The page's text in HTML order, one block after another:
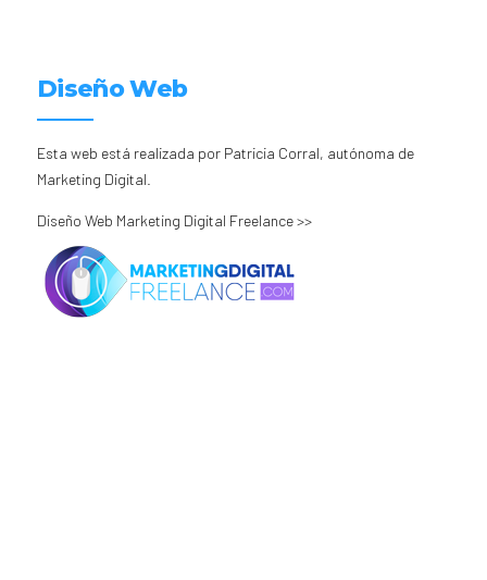
Diseño Web
Esta web está realizada por Patricia Corral, autónoma de
Marketing Digital.
Diseño Web Marketing Digital Freelance >>